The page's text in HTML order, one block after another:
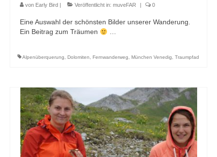
von Early Bird Veröffentlicht in: muveFAR 0
Eine Auswahl der schönsten Bilder unserer Wanderung.
Ein Beitrag zum Träumen
…
Alpenüberquerung, Dolomiten, Fernwanderweg, München Venedig, Traumpfad